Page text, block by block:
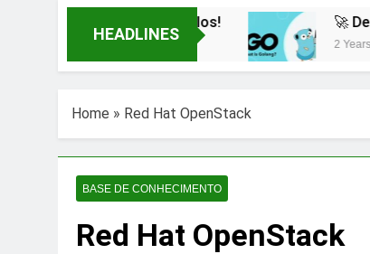
HEADLINES
🚀 Desenvolvendo
2 Years Ago
Home » Red Hat OpenStack
BASE DE CONHECIMENTO
Red Hat OpenStack